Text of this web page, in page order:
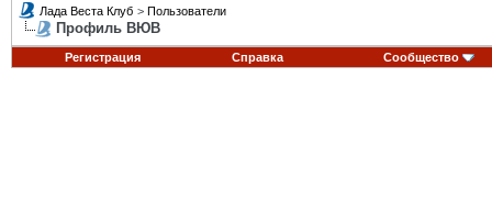
Лада Веста Клуб > Пользователи
Профиль ВЮВ
Регистрация Справка Сообщество